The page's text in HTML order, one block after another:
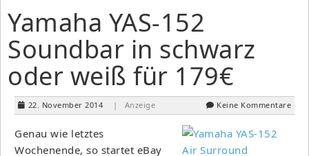
Yamaha YAS-152
Soundbar in schwarz
oder weiß für 179€
22. November 2014 | Anzeige Keine Kommentare
Genau wie letztes
Wochenende, so startet eBay